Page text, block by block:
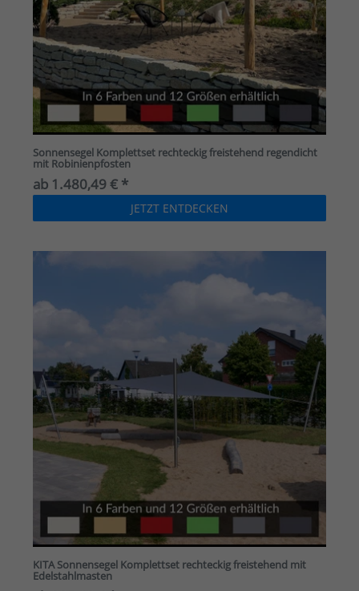
Sonnensegel Komplettset rechteckig freistehend regendicht
mit Robinienpfosten
ab 1.480,49 € *
JETZT ENTDECKEN
KITA Sonnensegel Komplettset rechteckig freistehend mit
Edelstahlmasten